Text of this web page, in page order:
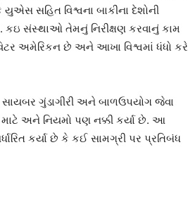
સહિત વિશ્વના બાકીના દેશોની
કઇ સંસ્થાઓ તેમનું નિરીક્ષણ કરવાનું કામ
અમેરિકન છે અને આખા વિશ્વમાં ધંધો કરે
ગુંડાગીરી અને બાળઉપયોગ જેવા
અને નિયમો પણ નક્કી કર્યા છે. આ
કર્યા છે કે કઈ સામગ્રી પર પ્રતિબંધ